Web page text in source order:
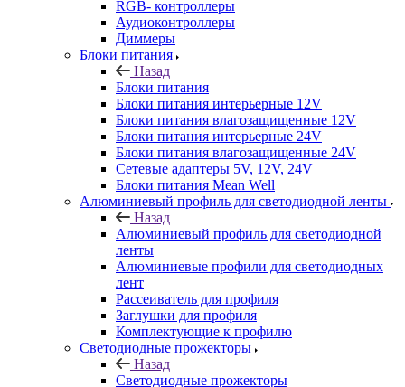
RGB- контроллеры
Аудиоконтроллеры
Диммеры
Блоки питания
Назад
Блоки питания
Блоки питания интерьерные 12V
Блоки питания влагозащищенные 12V
Блоки питания интерьерные 24V
Блоки питания влагозащищенные 24V
Сетевые адаптеры 5V, 12V, 24V
Блоки питания Mean Well
Алюминиевый профиль для светодиодной ленты
Назад
Алюминиевый профиль для светодиодной
ленты
Алюминиевые профили для светодиодных
лент
Рассеиватель для профиля
Заглушки для профиля
Комплектующие к профилю
Светодиодные прожекторы
Назад
Светодиодные прожекторы